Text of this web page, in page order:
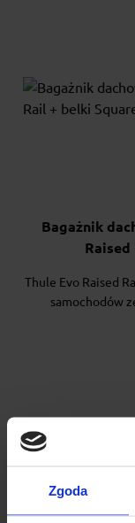
Zgoda
Bagażnik
Raised
Thule Evo Raised
samochodów